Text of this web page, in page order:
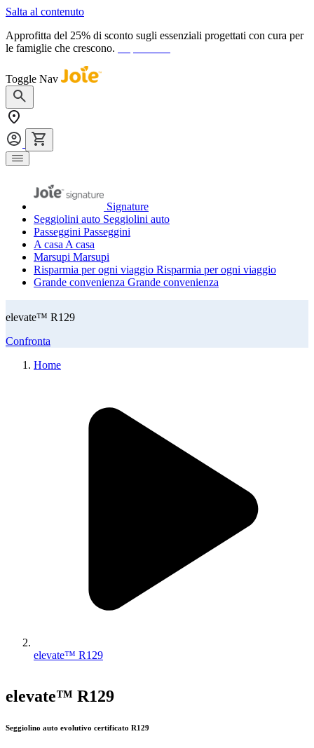
Salta al contenuto
Approfitta del 25% di sconto sugli essenziali progettati con cura per
le famiglie che crescono.
Toggle Nav
Signature
Seggiolini auto Seggiolini auto
Passeggini Passeggini
A casa A casa
Marsupi Marsupi
Risparmia per ogni viaggio Risparmia per ogni viaggio
Grande convenienza Grande convenienza
elevate™ R129
Confronta
Home
elevate™ R129
elevate™ R129
Seggiolino auto evolutivo certificato R129